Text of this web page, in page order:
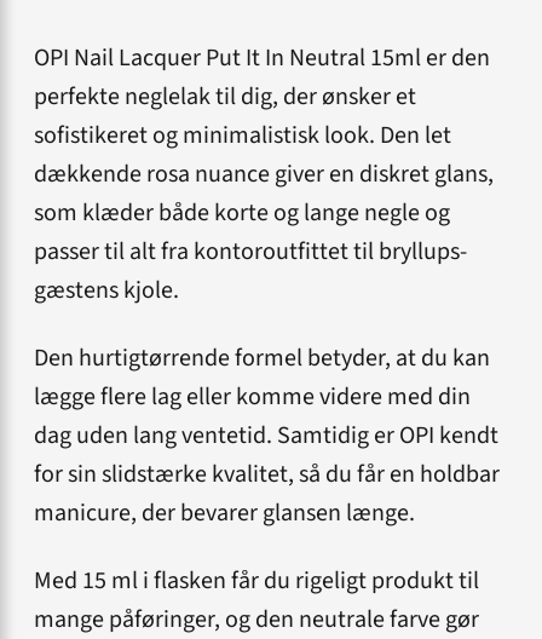
OPI Nail Lacquer Put It In Neutral 15ml er den
perfekte neglelak til dig, der ønsker et
sofistikeret og minimalistisk look. Den let
dækkende rosa nuance giver en diskret glans,
som klæder både korte og lange negle og
passer til alt fra kontoroutfittet til bryllups­
gæstens kjole.
Den hurtigtørrende formel betyder, at du kan
lægge flere lag eller komme videre med din
dag uden lang ventetid. Samtidig er OPI kendt
for sin slidstærke kvalitet, så du får en holdbar
manicure, der bevarer glansen længe.
Med 15 ml i flasken får du rigeligt produkt til
mange påføringer, og den neutrale farve gør